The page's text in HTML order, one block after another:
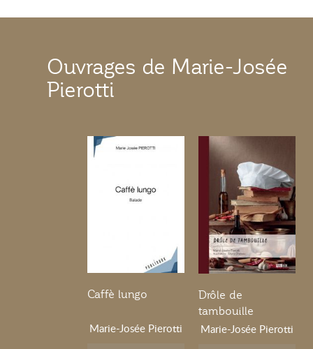
Ouvrages de Marie-Josée
Pierotti
Caffè lungo
Marie-Josée Pierotti
Drôle de
tambouille
Marie-Josée Pierotti